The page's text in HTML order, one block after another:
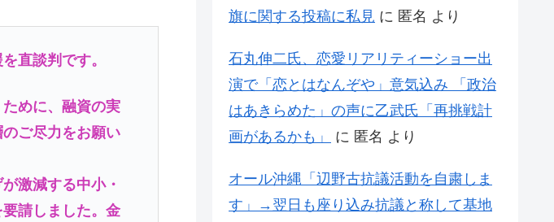
直談判です。
めに、融資の実
ご尽力をお願い
激減する中小・
請しました。金
旗に関する投稿に私見 に 匿名 より
石丸伸二氏、恋愛リアリティーショー出
演で「恋とはなんぞや」意気込み 「政治
はあきらめた」の声に乙武氏「再挑戦計
画があるかも」
に 匿名 より
オール沖縄「辺野古抗議活動を自粛しま
す」→翌日も座り込み抗議と称して基地